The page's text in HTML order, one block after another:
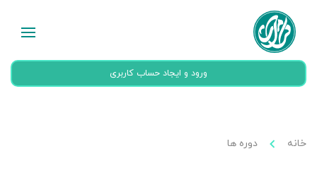
ورود و ایجاد حساب کاربری
خانه دوره ها